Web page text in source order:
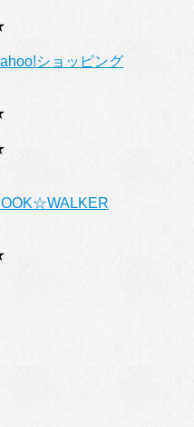
ショッピング